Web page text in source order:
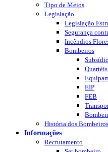
Tipo de Meios
Legislação
Legislação
Segurança
Incêndios
Bombeiros
Quartéis
EIP
FEB
História dos Bombeiros
Informações
Recrutamento